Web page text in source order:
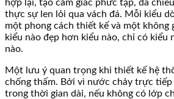
hợp lại, tạo cảm giác phức tạp, đa
thực sự len lỏi qua vách đá. Mỗi kiểu
một phong cách thiết kế và một không
kiểu nào đẹp hơn kiểu nào, chỉ có kiểu
nào.
Một lưu ý quan trọng khi thiết kế hệ
chống thấm. Bởi vì nước chảy trực
trong thời gian dài, nếu không có lớp